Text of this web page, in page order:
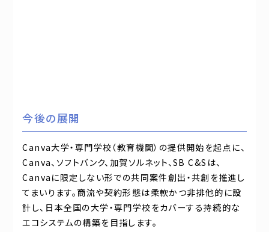
今後の展開
Canva大学・専門学校（教育機関）の提供開始を起点に、
Canva、ソフトバンク、加賀ソルネット、SB C&Sは、
Canvaに限定しない形での共同案件創出・共創を推進し
てまいります。商流や契約形態は柔軟かつ非排他的に設
計し、日本全国の大学・専門学校をカバーする持続的な
エコシステムの構築を目指します。